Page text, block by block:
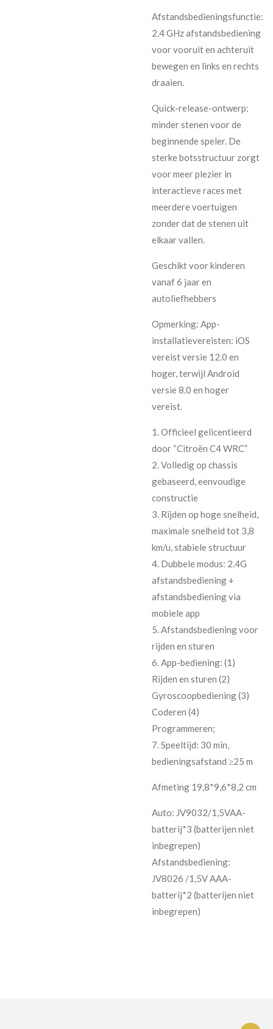
Afstandsbedieningsfunctie:
2,4 GHz afstandsbediening
voor vooruit en achteruit
bewegen en links en rechts
draaien.
Quick-release-ontwerp:
minder stenen voor de
beginnende speler. De
sterke botsstructuur zorgt
voor meer plezier in
interactieve races met
meerdere voertuigen
zonder dat de stenen uit
elkaar vallen.
Geschikt voor kinderen
vanaf 6 jaar en
autoliefhebbers
Opmerking: App-
installatievereisten: iOS
vereist versie 12.0 en
hoger, terwijl Android
versie 8.0 en hoger
vereist.
1. Officieel gelicentieerd
door “Citroën C4 WRC”
2. Volledig op chassis
gebaseerd, eenvoudige
constructie
3. Rijden op hoge snelheid,
maximale snelheid tot 3,8
km/u, stabiele structuur
4. Dubbele modus: 2.4G
afstandsbediening +
afstandsbediening via
mobiele app
5. Afstandsbediening voor
rijden en sturen
6. App-bediening: (1)
Rijden en sturen (2)
Gyroscoopbediening (3)
Coderen (4)
Programmeren;
7. Speeltijd: 30 min,
bedieningsafstand ≥25 m
Afmeting 19,8*9,6*8,2 cm
Auto: JV9032/1,5VAA-
batterij*3 (batterijen niet
inbegrepen)
Afstandsbediening:
JV8026 /1,5V AAA-
batterij*2 (batterijen niet
inbegrepen)